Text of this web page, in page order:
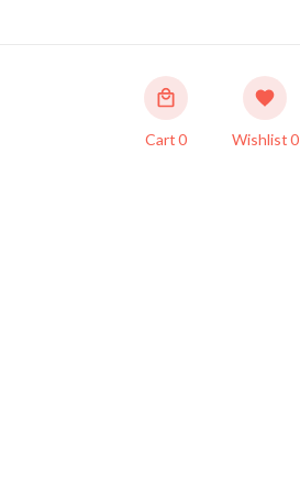
Cart0 Wishlist0